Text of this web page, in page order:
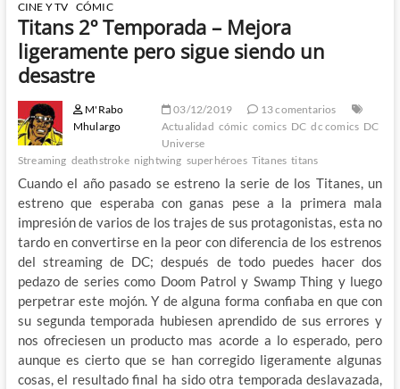
CINE Y TV CÓMIC
Titans 2º Temporada – Mejora
ligeramente pero sigue siendo un
desastre
M'Rabo
Mhulargo
03/12/2019
13 comentarios
Actualidad cómic comics DC dc comics DC
Universe
Streaming deathstroke nightwing superhéroes Titanes titans
Cuando el año pasado se estreno la serie de los Titanes, un
estreno que esperaba con ganas pese a la primera mala
impresión de varios de los trajes de sus protagonistas, esta no
tardo en convertirse en la peor con diferencia de los estrenos
del streaming de DC; después de todo puedes hacer dos
pedazo de series como Doom Patrol y Swamp Thing y luego
perpetrar este mojón. Y de alguna forma confiaba en que con
su segunda temporada hubiesen aprendido de sus errores y
nos ofreciesen un producto mas acorde a lo esperado, pero
aunque es cierto que se han corregido ligeramente algunas
cosas, el resultado final ha sido otra temporada deslavazada,